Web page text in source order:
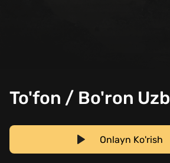
To'fon / Bo'ron
Onlayn Ko'rish